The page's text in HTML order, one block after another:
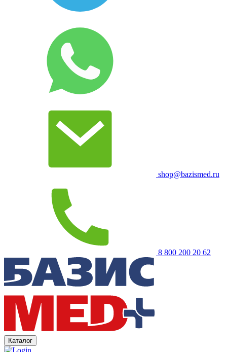
shop@bazismed.ru
8 800 200 20 62
Каталог